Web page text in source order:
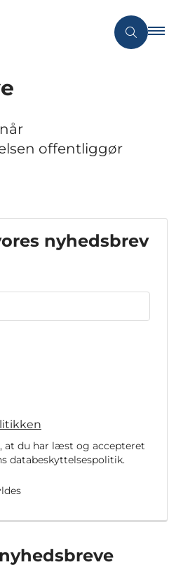
offentliggør
nyhedsbrev
at du har læst og accepteret
databeskyttelsespolitik.